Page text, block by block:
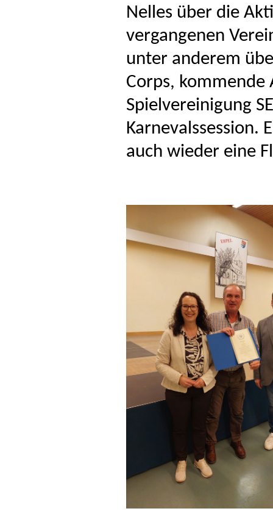
Nelles über die
vergangenen
unter anderem
Corps,
Spielvereinigung
Karnevalssession.
auch wieder eine